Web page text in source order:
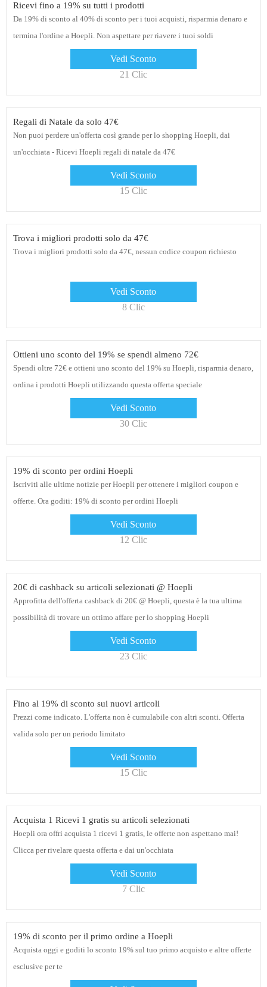
Ricevi fino a 19% su tutti i prodotti
Da 19% di sconto al 40% di sconto per i tuoi acquisti, risparmia denaro e
termina l'ordine a Hoepli. Non aspettare per riavere i tuoi soldi
Vedi Sconto
21 Clic
Regali di Natale da solo 47€
Non puoi perdere un'offerta così grande per lo shopping Hoepli, dai
un'occhiata - Ricevi Hoepli regali di natale da 47€
Vedi Sconto
15 Clic
Trova i migliori prodotti solo da 47€
Trova i migliori prodotti solo da 47€, nessun codice coupon richiesto
Vedi Sconto
8 Clic
Ottieni uno sconto del 19% se spendi almeno 72€
Spendi oltre 72€ e ottieni uno sconto del 19% su Hoepli, risparmia denaro,
ordina i prodotti Hoepli utilizzando questa offerta speciale
Vedi Sconto
30 Clic
19% di sconto per ordini Hoepli
Iscriviti alle ultime notizie per Hoepli per ottenere i migliori coupon e
offerte. Ora goditi: 19% di sconto per ordini Hoepli
Vedi Sconto
12 Clic
20€ di cashback su articoli selezionati @ Hoepli
Approfitta dell'offerta cashback di 20€ @ Hoepli, questa è la tua ultima
possibilità di trovare un ottimo affare per lo shopping Hoepli
Vedi Sconto
23 Clic
Fino al 19% di sconto sui nuovi articoli
Prezzi come indicato. L'offerta non è cumulabile con altri sconti. Offerta
valida solo per un periodo limitato
Vedi Sconto
15 Clic
Acquista 1 Ricevi 1 gratis su articoli selezionati
Hoepli ora offri acquista 1 ricevi 1 gratis, le offerte non aspettano mai!
Clicca per rivelare questa offerta e dai un'occhiata
Vedi Sconto
7 Clic
19% di sconto per il primo ordine a Hoepli
Acquista oggi e goditi lo sconto 19% sul tuo primo acquisto e altre offerte
esclusive per te